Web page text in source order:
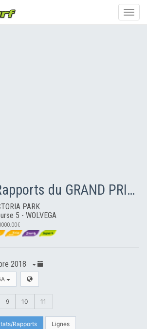
Résultats/Rapports du GRAND PRIX DE VICTORIA PARK
PARK
5 - WOLVEGA
2018
9 10 11
Rapports Lignes